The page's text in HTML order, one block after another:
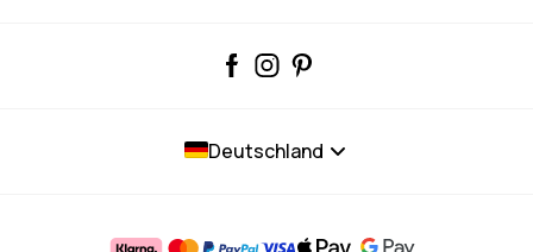
Deutschland